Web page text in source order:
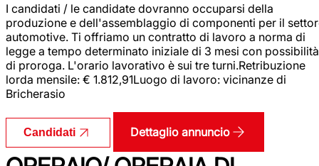
I candidati / le candidate dovranno occuparsi della
produzione e dell'assemblaggio di componenti per il
automotive. Ti offriamo un contratto di lavoro a norma di
legge a tempo determinato iniziale di 3 mesi con possibilità
di proroga. L'orario lavorativo è sui tre turni.Retribuzione
lorda mensile: € 1.812,91Luogo di lavoro: vicinanze di
Bricherasio
Candidati Dettaglio annuncio